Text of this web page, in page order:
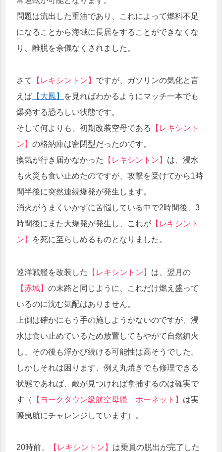
問題は流出した重油であり、これによって燃料不足
になることから海域に長居をすることができなくな
り、離脱を余儀なくされました。
さて 【レキシントン】 ですが、ガソリンの気化と言
えば 【大鳳】
を見ればわかるようにマッチ一本でも
爆発する恐ろしい状態です。
そして何よりも、初期改装空母である
【レキシント
ン】 の格納庫は密閉型だったのです。
換気が行き届かなかった
【レキシントン】 は、浸水
も火災も食い止めたのですが、攻撃を受けてから1時
間半後に突然連続爆発が発生します。
消火がうまくいかずに苦悩している中で2時間後、3
時間後にまた大爆発が発生し、これが 【レキシント
ン】
を死に至らしめるものとなりました。
巡洋戦艦を改装した 【レキシントン】 は、翌月の
【赤城】 の末路と同じように、これだけ燃え盛って
いるのに沈む気配はありません。
上側は確かにもう手の施しようがないのですが、浸
水は食い止めているため放置してもやがて自然鎮火
し、その後も浮かび続ける可能性は高そうでした。
しかしそれは困ります、例え丸焼きでも修理できる
状態であれば、敵が見つければ拿捕するのは確実で
す（
【ヨークタウン級航空母艦 ホーネット】 は実
際曳航にチャレンジしています）。
20時前、 【レキシントン】 は乗員の脱出が完了した